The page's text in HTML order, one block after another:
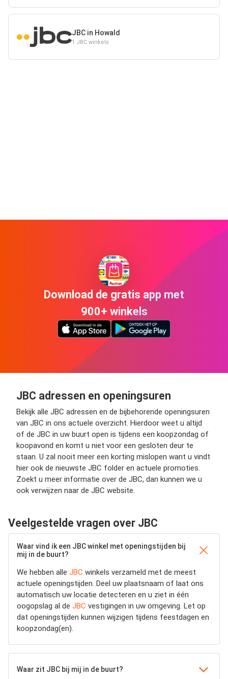
JBC in Howald
1 JBC winkels
Download de gratis app met
900+ winkels
JBC adressen en openingsuren
Bekijk alle JBC adressen en de bijbehorende openingsuren
van JBC in ons actuele overzicht. Hierdoor weet u altijd
of de JBC in uw buurt open is tijdens een koopzondag of
koopavond en komt u niet voor een gesloten deur te
staan. U zal nooit meer een korting mislopen want u vindt
hier ook de nieuwste JBC folder en actuele promoties.
Zoekt u meer informatie over de JBC, dan kunnen we u
ook verwijzen naar de JBC website.
Veelgestelde vragen over JBC
Waar vind ik een JBC winkel met openingstijden bij
mij in de buurt?
We hebben alle JBC winkels verzameld met de meest
actuele openingstijden. Deel uw plaatsnaam of laat ons
automatisch uw locatie detecteren en u ziet in één
oogopslag al de JBC vestigingen in uw omgeving. Let op
dat openingstijden kunnen wijzigen tijdens feestdagen en
koopzondag(en).
Waar zit JBC bij mij in de buurt?